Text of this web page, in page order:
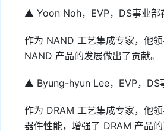
▲ Yoon Noh，EVP，DS事业部
作为 NAND 工艺集成专家，他
NAND 产品的发展做出了贡献。
▲ Byung-hyun Lee，EVP，DS
作为 DRAM 工艺集成专家，他
器件性能，增强了 DRAM 产品的